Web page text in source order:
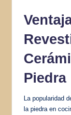
Piedra
La popularidad
la piedra en